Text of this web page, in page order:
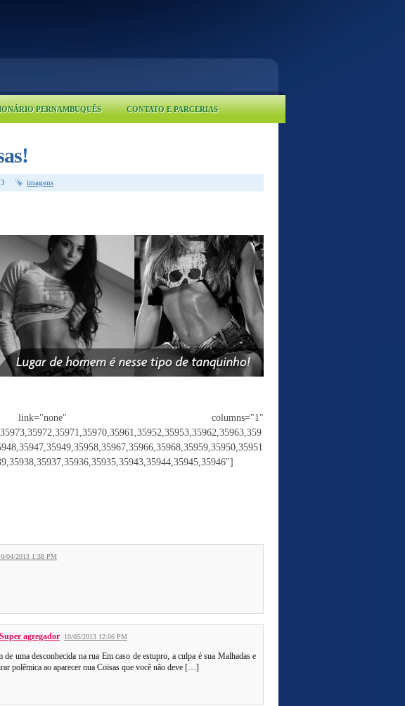
PERNAMBUQUÊS CONTATO E PARCERIAS
imagens
columns="1"
04/2013 1:38 PM
agregador 10/05/2013 12:06 PM
uma desconhecida na rua Em caso de estupro, a culpa é sua Malhadas e
polêmica ao aparecer nua Coisas que você não deve […]